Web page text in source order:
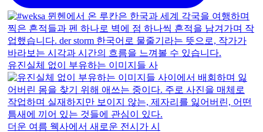
유진실체 없이 부유하는 이미지들 사
더운 여름 웩사에서 새로운 전시가 시